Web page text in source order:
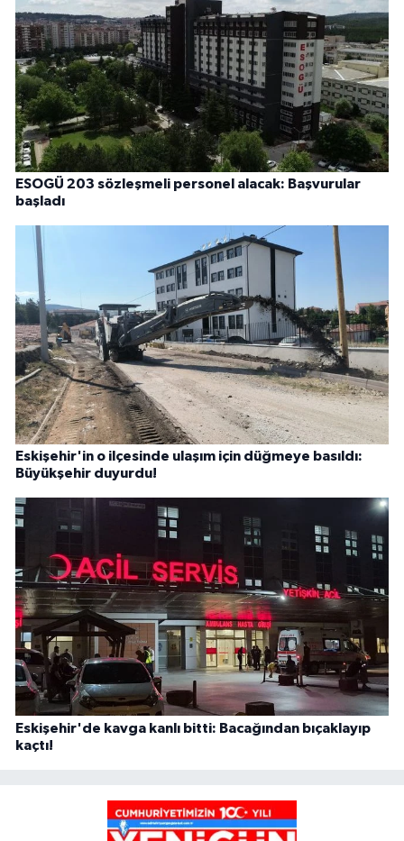
ESOGÜ 203 sözleşmeli personel alacak: Başvurular
başladı
Eskişehir'in o ilçesinde ulaşım için düğmeye basıldı:
Büyükşehir duyurdu!
Eskişehir'de kavga kanlı bitti: Bacağından bıçaklayıp
kaçtı!